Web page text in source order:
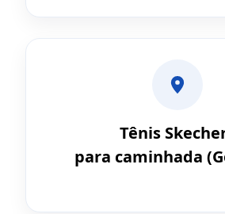
Tênis
para caminhada